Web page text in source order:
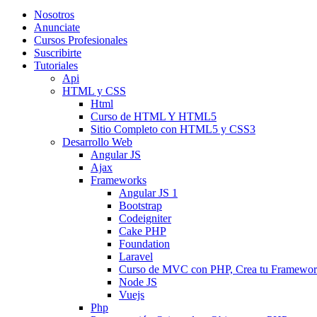
Nosotros
Anunciate
Cursos Profesionales
Suscribirte
Tutoriales
Api
HTML y CSS
Html
Curso de HTML Y HTML5
Sitio Completo con HTML5 y CSS3
Desarrollo Web
Angular JS
Ajax
Frameworks
Angular JS 1
Bootstrap
Codeigniter
Cake PHP
Foundation
Laravel
Curso de MVC con PHP, Crea tu
Node JS
Vuejs
Php